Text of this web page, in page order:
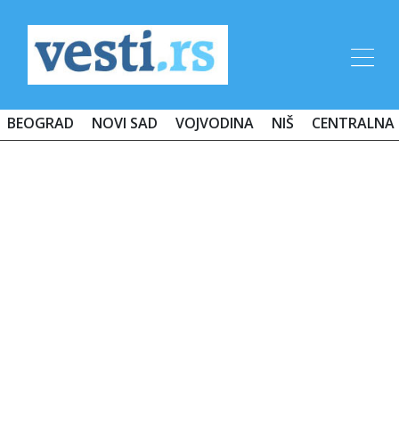
BEOGRAD NOVI SAD VOJVODINA NIŠ CENTRALNA